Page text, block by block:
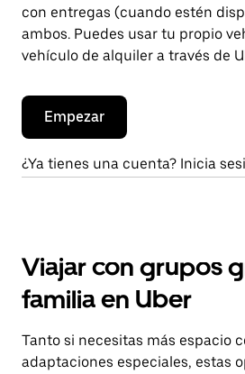
con entregas (cuando estén
ambos. Puedes usar tu propio
vehículo de alquiler a través de
Empezar
¿Ya tienes una cuenta? Inicia
Viajar con grupos
familia en Uber
Tanto si necesitas más espacio
adaptaciones especiales, estas